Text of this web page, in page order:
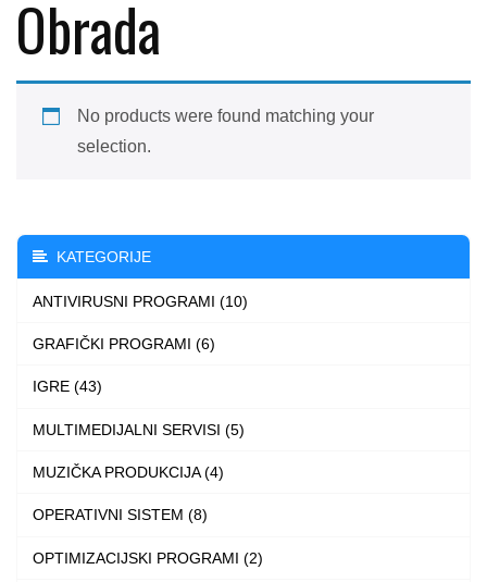
Obrada
No products were found matching your
selection.
KATEGORIJE
ANTIVIRUSNI PROGRAMI (10)
GRAFIČKI PROGRAMI (6)
IGRE (43)
MULTIMEDIJALNI SERVISI (5)
MUZIČKA PRODUKCIJA (4)
OPERATIVNI SISTEM (8)
OPTIMIZACIJSKI PROGRAMI (2)